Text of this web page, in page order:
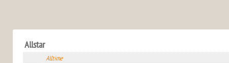
Allstar
Alltime